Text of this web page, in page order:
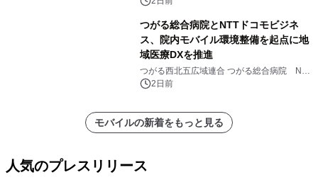
つがる総合病院とNTTドコモビジネ
ス、院内モバイル環境整備を起点に地
域医療DXを推進
つがる西北五広域連合 つがる総合病院 NTT
ドコモビジネス株式会社
2日前
モバイルの新着をもっと見る
人気のプレスリリース